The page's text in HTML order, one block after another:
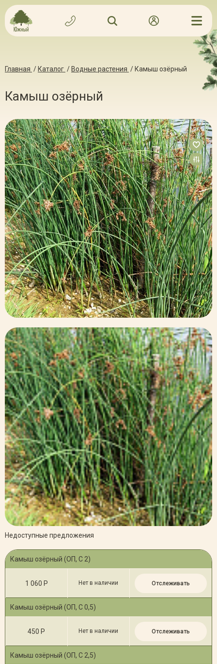
Главная / Каталог / Водные растения / Камыш озёрный
Камыш озёрный
Недоступные предложения
Камыш озёрный (ОП, С 2)
1 060 Р Нет в наличии Отслеживать
Камыш озёрный (ОП, С 0,5)
450 Р Нет в наличии Отслеживать
Камыш озёрный (ОП, С 2,5)